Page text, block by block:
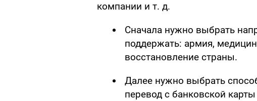
компании и т. д.
Сначала нужно выбрать
поддержать: армия,
восстановление страны.
Далее нужно выбрать
перевод с банковской